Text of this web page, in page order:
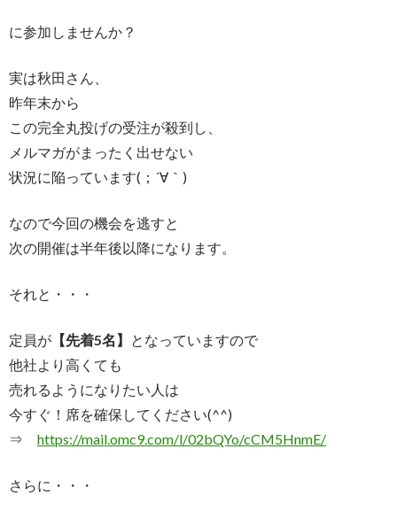
に参加しませんか？
実は秋田さん、
昨年末から
この完全丸投げの受注が殺到し、
メルマガがまったく出せない
状況に陥っています(；´∀｀)
なので今回の機会を逃すと
次の開催は半年後以降になります。
それと・・・
定員が 【先着5名】
となっていますので
他社より高くても
売れるようになりたい人は
今すぐ！席を確保してください(^^)
⇒ https://mail.omc9.com/l/02bQYo/cCM5HnmE/
さらに・・・